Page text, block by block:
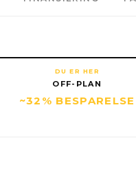
DU ER HER
OFF-PLAN
~32% BESPARELSE